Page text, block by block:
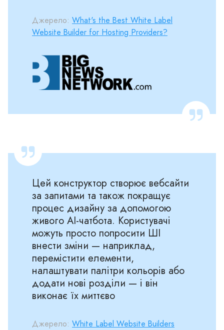
Джерело: What's the Best White Label
Website Builder for Hosting Providers?
Цей конструктор створює вебсайти
за запитами та також покращує
процес дизайну за допомогою
живого AI-чатбота. Користувачі
можуть просто попросити ШІ
внести зміни — наприклад,
перемістити елементи,
налаштувати палітри кольорів або
додати нові розділи — і він
виконає їх миттєво
Джерело: White Label Website Builders